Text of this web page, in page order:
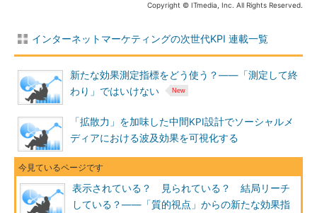
Copyright © ITmedia, Inc. All Rights Reserved.
インターネットマーケティングの次世代KPI 連載一覧
新たな効果測定指標をどう使う？――「測定して終
わり」ではいけない
「拡散力」を加味した中間KPI設計でソーシャルメ
ディアにおける波及効果を可視化する
表示されている？ 見られている？ 結局リーチ
している？――「質的視点」からの新たな効果指